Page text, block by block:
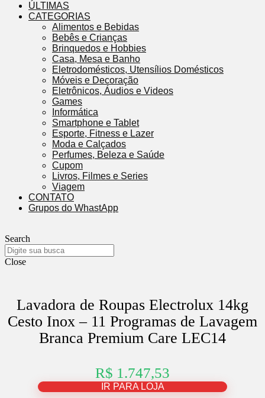
ÚLTIMAS
CATEGORIAS
Alimentos e Bebidas
Bebês e Crianças
Brinquedos e Hobbies
Casa, Mesa e Banho
Eletrodomésticos, Utensílios Domésticos
Móveis e Decoração
Eletrônicos, Áudios e Videos
Games
Informática
Smartphone e Tablet
Esporte, Fitness e Lazer
Moda e Calçados
Perfumes, Beleza e Saúde
Cupom
Livros, Filmes e Series
Viagem
CONTATO
Grupos do WhastApp
Search
Close
Lavadora de Roupas Electrolux 14kg
Cesto Inox – 11 Programas de Lavagem
Branca Premium Care LEC14
R$ 1.747,53
IR PARA LOJA